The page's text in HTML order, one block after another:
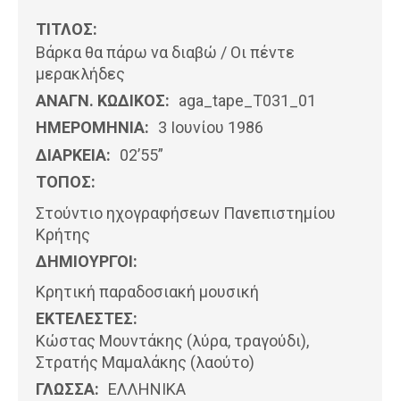
ΤΙΤΛΟΣ:
Βάρκα θα πάρω να διαβώ / Οι πέντε
μερακλήδες
ΑΝΑΓΝ. ΚΩΔΙΚΟΣ: aga_tape_T031_01
ΗΜΕΡΟΜΗΝΊΑ: 3 Ιουνίου 1986
ΔΙΑΡΚΕΙΑ: 02’55”
ΤΟΠΟΣ:
Στούντιο ηχογραφήσεων Πανεπιστημίου
Κρήτης
ΔΗΜΙΟΥΡΓΟΙ:
Κρητική παραδοσιακή μουσική
ΕΚΤΕΛΕΣΤΕΣ:
Κώστας Μουντάκης (λύρα, τραγούδι),
Στρατής Μαμαλάκης (λαούτο)
ΓΛΩΣΣΑ: ΕΛΛΗΝΙΚΆ